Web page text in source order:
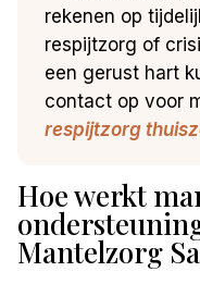
rekenen op
respijtzorg of
een gerust hart
contact op voor
respijtzorg
Hoe werkt
Mantelzorg